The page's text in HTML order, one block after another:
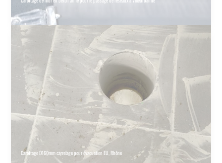
Carottage D160mm carrelage pour évacuation EU, Rhône